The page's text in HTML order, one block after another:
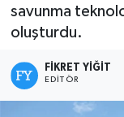
savunma
oluşturdu.
FIKRET YIĞIT
EDITÖR
Haber Arşivi